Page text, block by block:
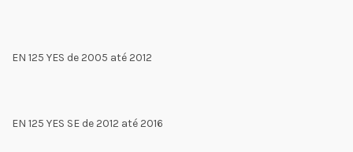
EN 125 YES de 2005 até 2012
EN 125 YES SE de 2012 até 2016